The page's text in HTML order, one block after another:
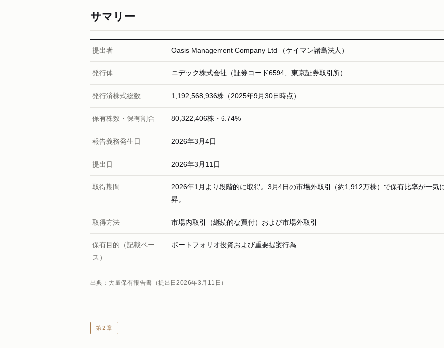
サマリー
提出者 Oasis Management Company Ltd.（ケイマン諸島法人）
発行体 ニデック株式会社（証券コード6594、東京証券取引所）
発行済株式総数 1,192,568,936株（2025年9月30日時点）
保有株数・保有割合 80,322,406株・6.74%
報告義務発生日 2026年3月4日
提出日 2026年3月11日
取得期間
2026年1月より段階的に取得。3月4日の市場外取引（約1,912万株）で保有比率が一気
昇。
取得方法 市場内取引（継続的な買付）および市場外取引
保有目的（記載ベー
ス）
ポートフォリオ投資および重要提案行為
出典：大量保有報告書（提出日2026年3月11日）
第2章